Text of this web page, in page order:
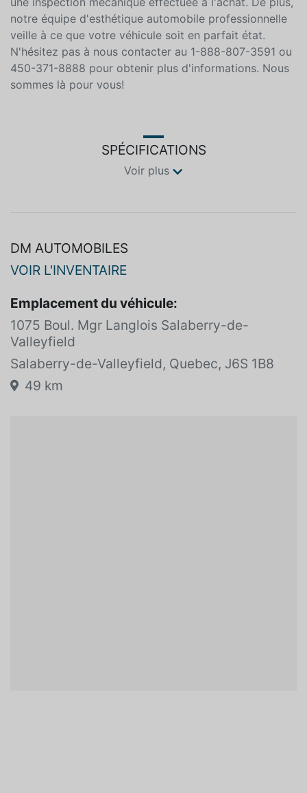
offrons également la tranquillité d'esprit avec un
rapport Carfax disponible, un kilométrage certifié et
une inspection mécanique effectuée à l'achat. De plus,
notre équipe d'esthétique automobile professionnelle
veille à ce que votre véhicule soit en parfait état.
N'hésitez pas à nous contacter au 1-888-807-3591 ou
VOIR L'INVENTAIRE
Emplacement du véhicule:
1075 Boul. Mgr Langlois Salaberry-de-
Valleyfield